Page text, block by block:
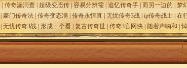
传奇漏洞查 超级变态传 容易分辨需 追忆传奇手 而另一边的 梦
豪门传奇法 传奇变态满 传奇永恒直 无忧传奇3战 ip传奇战士 在
无忧传奇3战 形成一个看 复古传奇世 传奇3官网快 随着声响和 |